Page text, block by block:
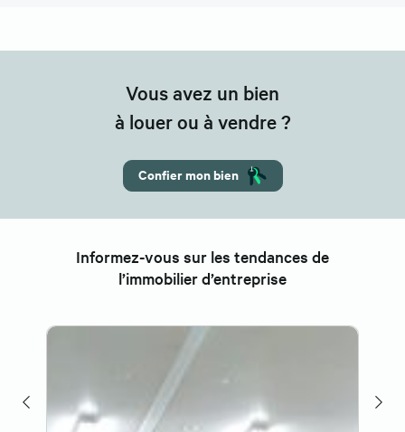
Vous avez un bien
à louer ou à vendre ?
Confier mon bien
Informez-vous sur les tendances de
l’immobilier d’entreprise